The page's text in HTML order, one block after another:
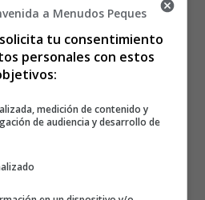
Legumbres
de 30
a Menudos Peques
tu consentimiento
personales con estos
medición de contenido y
de audiencia y desarrollo de